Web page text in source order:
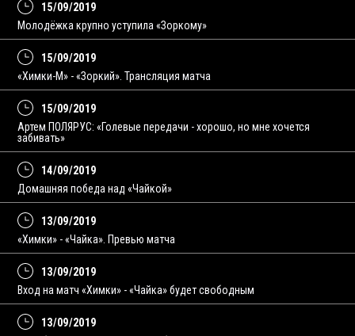
15/09/2019
Молодёжка крупно уступила «Зоркому»
15/09/2019
«Химки-М» - «Зоркий». Трансляция матча
15/09/2019
Артем ПОЛЯРУС: «Голевые передачи - хорошо, но мне хочется
забивать»
14/09/2019
Домашняя победа над «Чайкой»
13/09/2019
«Химки» - «Чайка». Превью матча
13/09/2019
Вход на матч «Химки» - «Чайка» будет свободным
13/09/2019